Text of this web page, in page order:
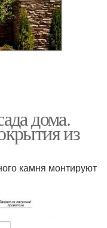
дома.
из
камня монтируют